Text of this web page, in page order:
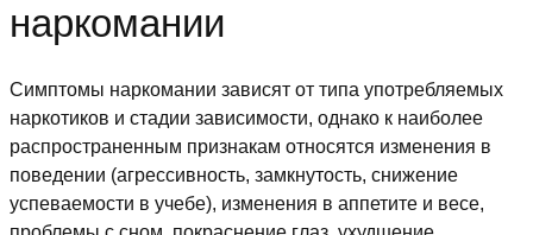
наркомании
Симптомы наркомании зависят от типа употребляемых
наркотиков и стадии зависимости, однако к наиболее
распространенным признакам относятся изменения в
поведении (агрессивность, замкнутость, снижение
успеваемости в учебе), изменения в аппетите и весе,